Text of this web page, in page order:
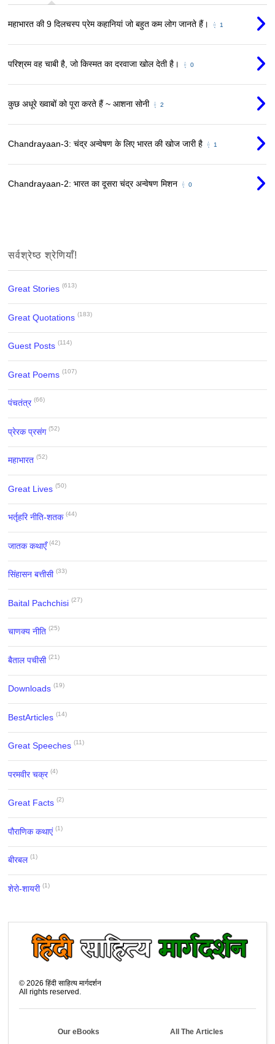
महाभारत की 9 दिलचस्प प्रेम कहानियां जो बहुत कम लोग जानते हैं। 1
परिश्रम वह चाबी है, जो किस्मत का दरवाजा खोल देती है। 0
कुछ अधूरे ख्वाबों को पूरा करते हैं ~ आशना सोनी 2
Chandrayaan-3: चंद्र अन्वेषण के लिए भारत की खोज जारी है 1
Chandrayaan-2: भारत का दूसरा चंद्र अन्वेषण मिशन 0
सर्वश्रेष्ठ श्रेणियाँ!
Great Stories (613)
Great Quotations (183)
Guest Posts (114)
Great Poems (107)
पंचतंत्र (66)
प्रेरक प्रसंग (52)
महाभारत (52)
Great Lives (50)
भर्तृहरि नीति-शतक (44)
जातक कथाएँ (42)
सिंहासन बत्तीसी (33)
Baital Pachchisi (27)
चाणक्य नीति (25)
बैताल पचीसी (21)
Downloads (19)
BestArticles (14)
Great Speeches (11)
परमवीर चक्र (4)
Great Facts (2)
पौराणिक कथाएं (1)
बीरबल (1)
शेरो-शायरी (1)
©2026 हिंदी साहित्य मार्गदर्शन
All rights reserved.
Our eBooks All The Articles